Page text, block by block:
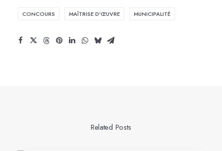
CONCOURS MAÎTRISE D’ŒUVRE MUNICIPALITÉ
Related Posts